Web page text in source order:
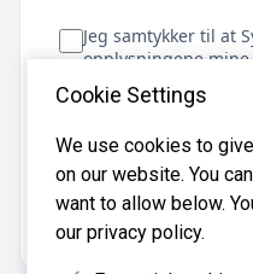
Jeg samtykker til at
opplysningene
regnskapsbyråer
regnskapsfører
Cookie Settings
We use cookies to
on our website. You
want to allow below.
our privacy policy.